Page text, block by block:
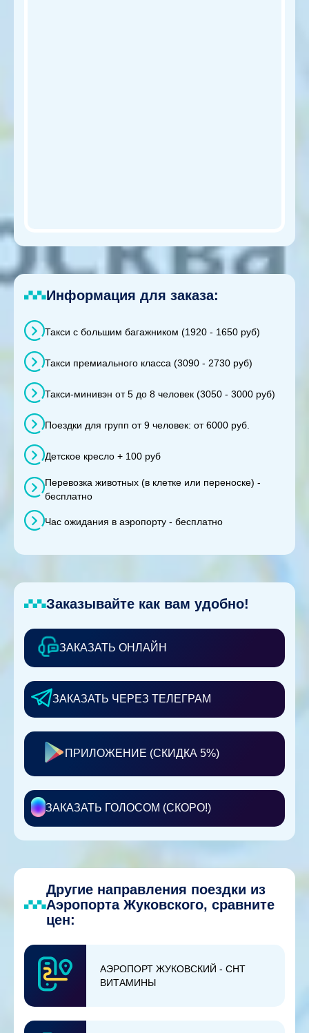
Информация для заказа:
Такси с большим багажником (1920 - 1650 руб)
Такси премиального класса (3090 - 2730 руб)
Такси-минивэн от 5 до 8 человек (3050 - 3000 руб)
Поездки для групп от 9 человек: от 6000 руб.
Детское кресло + 100 руб
Перевозка животных (в клетке или переноске) -
бесплатно
Час ожидания в аэропорту - бесплатно
Заказывайте как вам удобно!
ЗАКАЗАТЬ ОНЛАЙН
ЗАКАЗАТЬ ЧЕРЕЗ ТЕЛЕГРАМ
ПРИЛОЖЕНИЕ (СКИДКА 5%)
ЗАКАЗАТЬ ГОЛОСОМ (СКОРО!)
Другие направления поездки из
Аэропорта Жуковского, сравните
цен:
АЭРОПОРТ ЖУКОВСКИЙ - СНТ
ВИТАМИНЫ